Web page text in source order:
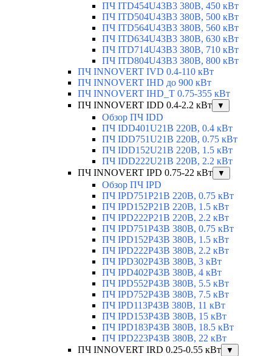
ПЧ ITD454U43B3 380В, 450 кВт
ПЧ ITD504U43B3 380В, 500 кВт
ПЧ ITD564U43B3 380В, 560 кВт
ПЧ ITD634U43B3 380В, 630 кВт
ПЧ ITD714U43B3 380В, 710 кВт
ПЧ ITD804U43B3 380В, 800 кВт
ПЧ INNOVERT IVD 0.4-110 кВт
ПЧ INNOVERT IHD до 900 кВт
ПЧ INNOVERT IHD_T 0.75-355 кВт
ПЧ INNOVERT IDD 0.4-2.2 кВт
▼
Обзор ПЧ IDD
ПЧ IDD401U21B 220В, 0.4 кВт
ПЧ IDD751U21B 220В, 0.75 кВт
ПЧ IDD152U21B 220В, 1.5 кВт
ПЧ IDD222U21B 220В, 2.2 кВт
ПЧ INNOVERT IPD 0.75-22 кВт
▼
Обзор ПЧ IPD
ПЧ IPD751P21B 220В, 0.75 кВт
ПЧ IPD152P21B 220В, 1.5 кВт
ПЧ IPD222P21B 220В, 2.2 кВт
ПЧ IPD751P43B 380В, 0.75 кВт
ПЧ IPD152P43B 380В, 1.5 кВт
ПЧ IPD222P43B 380В, 2.2 кВт
ПЧ IPD302P43B 380В, 3 кВт
ПЧ IPD402P43B 380В, 4 кВт
ПЧ IPD552P43B 380В, 5.5 кВт
ПЧ IPD752P43B 380В, 7.5 кВт
ПЧ IPD113P43B 380В, 11 кВт
ПЧ IPD153P43B 380В, 15 кВт
ПЧ IPD183P43B 380В, 18.5 кВт
ПЧ IPD223P43B 380В, 22 кВт
ПЧ INNOVERT IRD 0.25-0.55 кВт
▼